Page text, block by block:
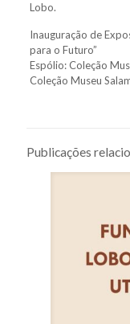
Lobo.
Inauguração de
para o Futuro”
Espólio: Coleção
Coleção Museu
Publicações